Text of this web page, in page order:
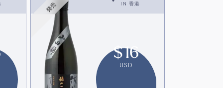
IN 香港
発売
$16
USD